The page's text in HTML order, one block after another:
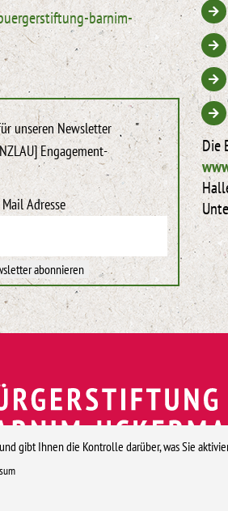
gibt Ihnen die Kontrolle darüber, was Sie
barnim-
unseren Newsletter
"
Engagement-
Mail Adresse
abonnieren
Die